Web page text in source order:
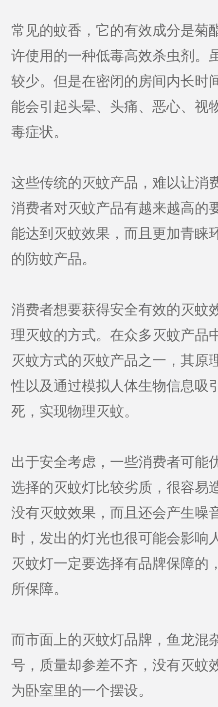
常见的蚊香，它的有效成分是菊
许使用的一种低毒高效杀虫剂。
较少。但是在密闭的房间内长时
能会引起头晕、头痛、恶心、视
毒症状。
这些传统的灭蚊产品，难以让消
消费者对灭蚊产品有越来越高的
能达到灭蚊效果，而且更加青睐
的防蚊产品。
消费者想要获得安全有效的灭蚊
理灭蚊的方式。在众多灭蚊产品
灭蚊方式的灭蚊产品之一，其原
性以及通过模拟人体生物信息吸
死，实现物理灭蚊。
出于安全考虑，一些消费者可能
选择的灭蚊灯比较劣质，很容易
没有灭蚊效果，而且还会产生噪
时，发出的灯光也很可能会影响
灭蚊灯一定要选择有品牌保障的
所保障。
而市面上的灭蚊灯品牌，鱼龙混
号，质量却参差不齐，没有灭蚊
为卧室里的一个摆设。